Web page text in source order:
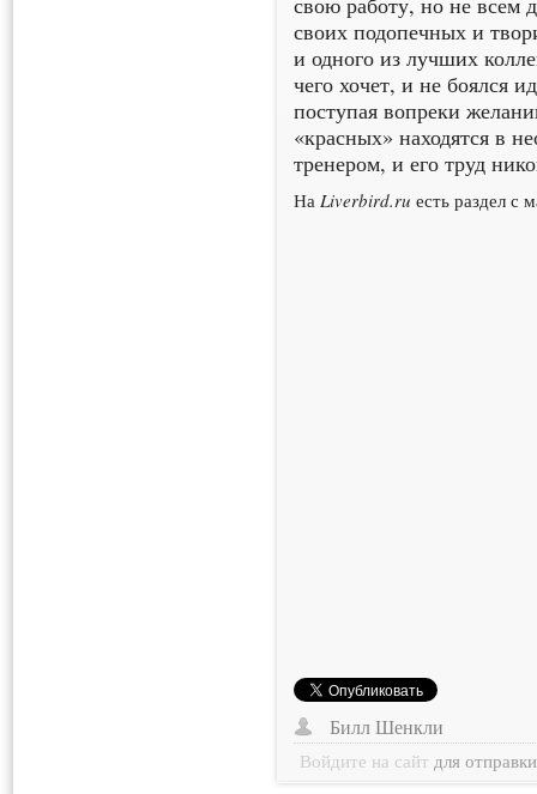
своих подопечных и
и одного из лучших
чего хочет, и не боялся
поступая вопреки
«красных» находятся в
тренером, и его труд
На Liverbird.ru есть раздел с
Билл Шенкли
Войдите на сайт для